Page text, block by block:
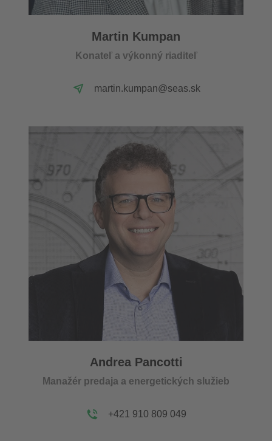
Martin Kumpan
Konateľ a výkonný riaditeľ
martin.kumpan@seas.sk
Andrea Pancotti
Manažér predaja a energetických služieb
+421 910 809 049